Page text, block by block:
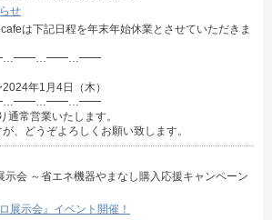
せ
は下記日程を年末年始休業とさせていただきま
年1月4日（木）
常営業いたします。
、どうぞよろしくお願い致します。
示会 ～省エネ機器やまなし購入応援キャンペーン
展示会』イベント開催！